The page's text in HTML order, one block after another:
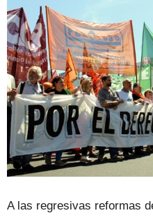
A las regresivas reformas